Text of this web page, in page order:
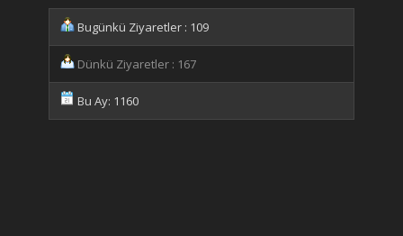
Bugünkü Ziyaretler : 109
Dünkü Ziyaretler : 167
Bu Ay: 1160